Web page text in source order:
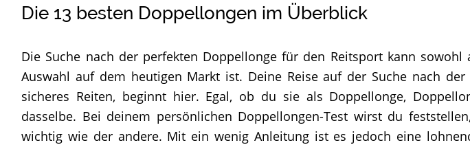
Die 13 besten Doppellongen im Überblick
Die Suche nach der perfekten Doppellonge für den Reitsport kann
Auswahl auf dem heutigen Markt ist. Deine Reise auf der Suche nach
sicheres Reiten, beginnt hier. Egal, ob du sie als Doppellonge,
dasselbe. Bei deinem persönlichen Doppellongen-Test wirst du
wichtig wie der andere. Mit ein wenig Anleitung ist es jedoch eine